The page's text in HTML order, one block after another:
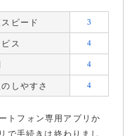
ピード 3
ス 4
4
しやすさ 4
トフォン専⽤アプリか
で手続きは終わりまし